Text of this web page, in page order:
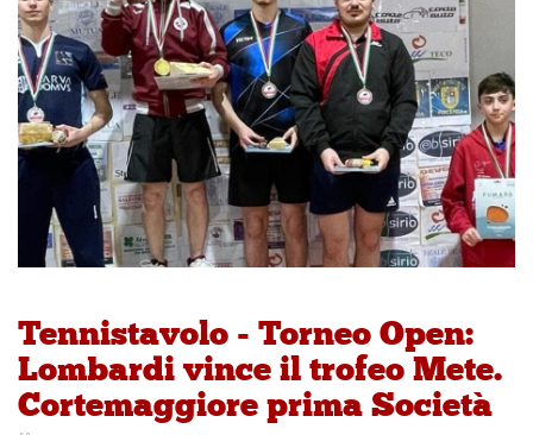
Tennistavolo - Torneo Open:
Lombardi vince il trofeo Mete.
Cortemaggiore prima Società